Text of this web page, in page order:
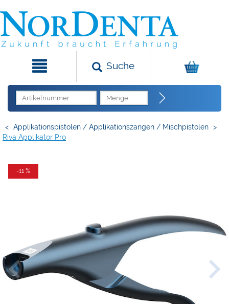
Suche
< Applikationspistolen / Applikationszangen / Mischpistolen >
Riva Applikator Pro
-11 %